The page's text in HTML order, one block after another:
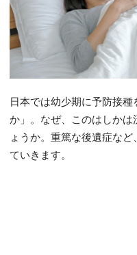
日本では幼少期に予防接
か」。なぜ、このはしか
ょうか。重篤な後遺症な
ていきます。